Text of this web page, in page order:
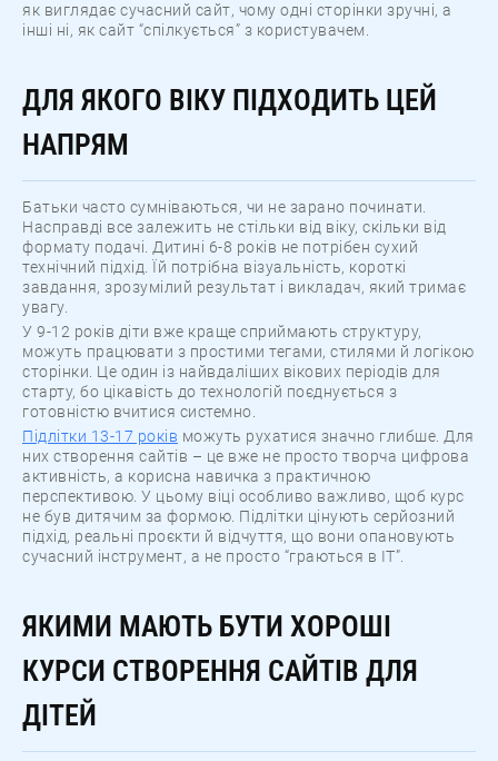
як виглядає сучасний сайт, чому одні сторінки зручні, а
інші ні, як сайт “спілкується” з користувачем.
ДЛЯ ЯКОГО ВІКУ ПІДХОДИТЬ ЦЕЙ
НАПРЯМ
Батьки часто сумніваються, чи не зарано починати.
Насправді все залежить не стільки від віку, скільки від
формату подачі. Дитині 6-8 років не потрібен сухий
технічний підхід. Їй потрібна візуальність, короткі
завдання, зрозумілий результат і викладач, який тримає
увагу.
У 9-12 років діти вже краще сприймають структуру,
можуть працювати з простими тегами, стилями й логікою
сторінки. Це один із найвдаліших вікових періодів для
старту, бо цікавість до технологій поєднується з
готовністю вчитися системно.
Підлітки 13-17 років можуть рухатися значно глибше. Для
них створення сайтів – це вже не просто творча цифрова
активність, а корисна навичка з практичною
перспективою. У цьому віці особливо важливо, щоб курс
не був дитячим за формою. Підлітки цінують серйозний
підхід, реальні проєкти й відчуття, що вони опановують
сучасний інструмент, а не просто “граються в ІТ”.
ЯКИМИ МАЮТЬ БУТИ ХОРОШІ
КУРСИ СТВОРЕННЯ САЙТІВ ДЛЯ
ДІТЕЙ